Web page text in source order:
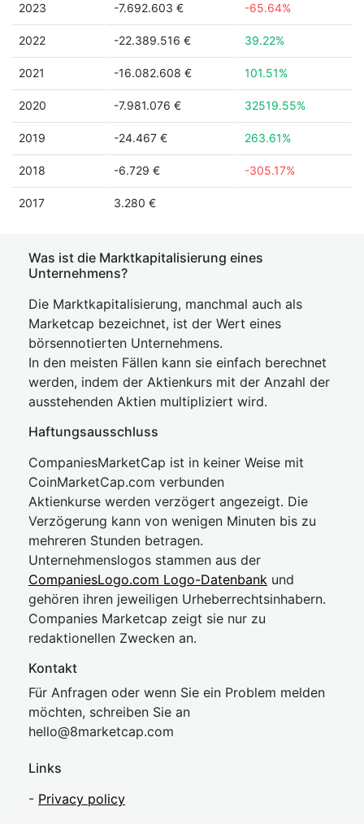
2023 -7.692.603 € -65.64%
2022 -22.389.516 € 39.22%
2021 -16.082.608 € 101.51%
2020 -7.981.076 € 32519.55%
2019 -24.467 € 263.61%
2018 -6.729 € -305.17%
2017 3.280 €
Was ist die Marktkapitalisierung eines
Unternehmens?
Die Marktkapitalisierung, manchmal auch als
Marketcap bezeichnet, ist der Wert eines
börsennotierten Unternehmens.
In den meisten Fällen kann sie einfach berechnet
werden, indem der Aktienkurs mit der Anzahl der
ausstehenden Aktien multipliziert wird.
Haftungsausschluss
CompaniesMarketCap ist in keiner Weise mit
CoinMarketCap.com verbunden
Aktienkurse werden verzögert angezeigt. Die
Verzögerung kann von wenigen Minuten bis zu
mehreren Stunden betragen.
Unternehmenslogos stammen aus der
CompaniesLogo.com Logo-Datenbank und
gehören ihren jeweiligen Urheberrechtsinhabern.
Companies Marketcap zeigt sie nur zu
redaktionellen Zwecken an.
Kontakt
Für Anfragen oder wenn Sie ein Problem melden
möchten, schreiben Sie an
hello@8marketcap.com
Links
- Privacy policy